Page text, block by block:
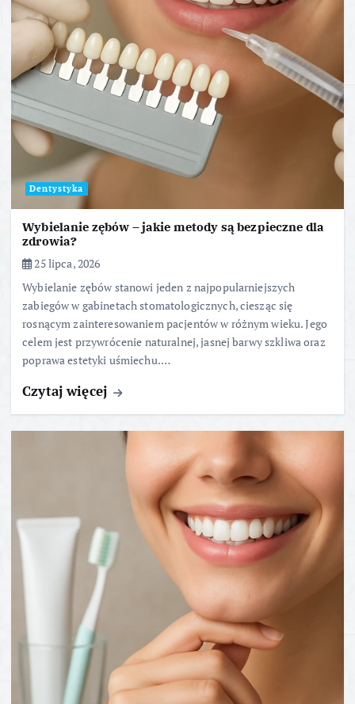
Dentystyka
Wybielanie zębów – jakie metody są bezpieczne dla
zdrowia?
25 lipca, 2026
Wybielanie zębów stanowi jeden z najpopularniejszych
zabiegów w gabinetach stomatologicznych, ciesząc się
rosnącym zainteresowaniem pacjentów w różnym wieku. Jego
celem jest przywrócenie naturalnej, jasnej barwy szkliwa oraz
poprawa estetyki uśmiechu.…
Czytaj więcej